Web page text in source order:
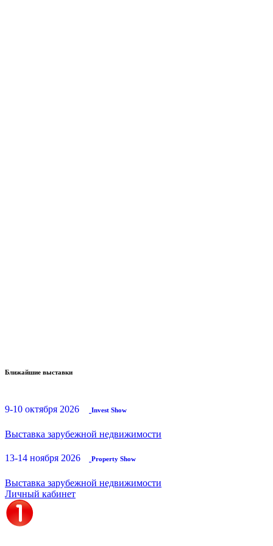
Ближайшие выставки
9-10 октября 2026 Invest Show
Выставка зарубежной недвижимости
13-14 ноября 2026 Property Show
Выставка зарубежной недвижимости
Личный кабинет